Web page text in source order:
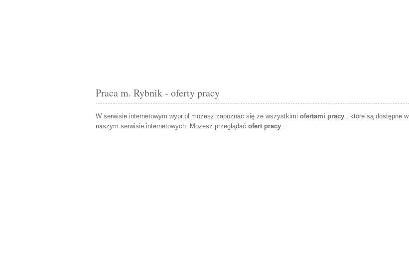
Praca m. Rybnik - oferty pracy
W serwisie internetowym wypr.pl możesz zapoznać się ze wszystkimi ofertami pracy , które są dostępne w
naszym serwisie internetowych. Możesz przeglądać ofert pracy .